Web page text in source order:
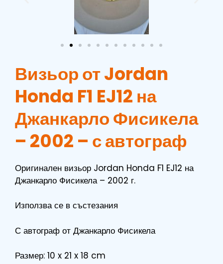
Визьор от Jordan
Honda F1 EJ12 на
Джанкарло Фисикела
– 2002 – с автограф
Оригинален визьор Jordan Honda F1 EJ12 на
Джанкарло Фисикела – 2002 г.
Използва се в състезания
С автограф от Джанкарло Фисикела
Размер: 10 x 21 x 18 cm